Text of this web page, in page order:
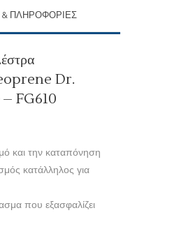
ΠΛΗΡΟΦΟΡΙΕΣ
Dr.
FG610
και την καταπόνηση
κατάλληλος για
που εξασφαλίζει